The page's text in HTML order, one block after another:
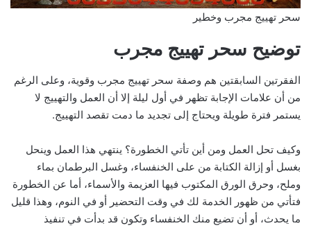
سحر تهييج مجرب وخطير
توضيح سحر تهييج مجرب
الفقرتين السابقتين هم وصفة سحر تهييج مجرب وقوية، وعلى الرغم
من أن علامات الإجابة تظهر في أول ليلة إلا أن العمل والتهييج لا
يستمر فترة طويلة ويحتاج إلى تجديد ما دمت تقصد التهييج.
وكيف تحل العمل ومن أين تأتي الخطورة؟ ينتهي هذا العمل وينحل
بغسل أو إزالة الكتابة من على الخنفساء، وغسل البرطمان بماء
وملح، وحرق الورق المكتوب فيها العزيمة والأسماء، أما عن الخطورة
فتأتي من ظهور الخدمة لك في وقت التحضير أو في النوم، وهذا قليل
ما يحدث، أو أن تضيع منك الخنفساء وتكون قد بدأت في تنفيذ